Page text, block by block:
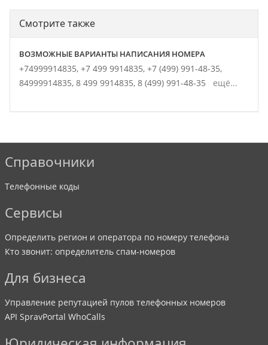
Смотрите также
ВОЗМОЖНЫЕ ВАРИАНТЫ НАПИСАНИЯ НОМЕРА
+74999914835, +7 499 9914835, +7 (499) 991-48-35,
84999914835, 8 499 9914835, 8 (499) 991-48-35 ещё...
Справочники
Телефонные коды
Сервисы
Определить регион и оператора по номеру телефона
Кто звонит: определитель спам-номеров
Для бизнеса
Управление репутацией пулов телефонных номеров
API SpravPortal WhoCalls